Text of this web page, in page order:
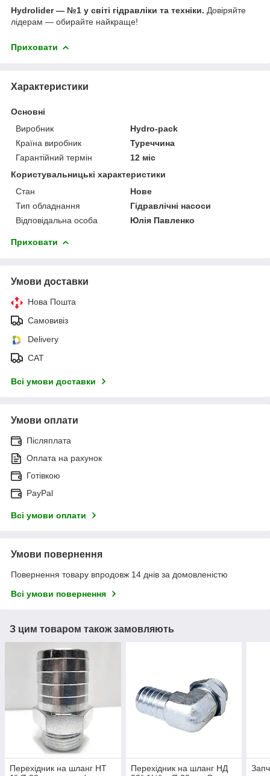
Hydrolider — №1 у світі гідравліки та техніки. Довіряйте
лідерам — обирайте найкраще!
Приховати
Характеристики
Основні
Виробник
Hydro-pack
Країна виробник
Туреччина
Гарантійний термін
12 міс
Користувальницькі характеристики
Стан
Нове
Тип обладнання
Гідравлічні насоси
Відповідальна особа
Юлія Павленко
Приховати
Умови доставки
Нова Пошта
Самовивіз
Delivery
САТ
Всі умови доставки
Умови оплати
Післяплата
Оплата на рахунок
Готівкою
PayPal
Всі умови оплати
Умови повернення
Повернення товару впродовж 14 днів за домовленістю
Всі умови повернення
З цим товаром також замовляють
Перехідник на шланг НТ
Перехідник на шланг НД